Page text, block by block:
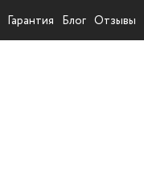
Гарантия Блог Отзывы